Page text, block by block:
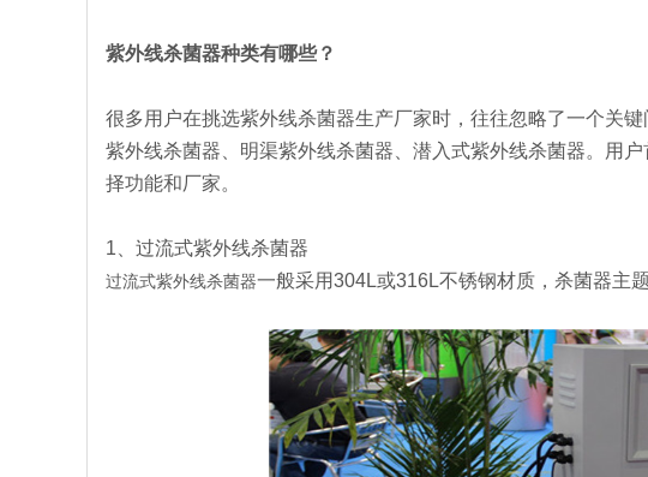
紫外线杀菌器种类有哪些？
很多用户在挑选紫外线杀菌器生产厂家时，往往忽略了一个关
紫外线杀菌器、明渠紫外线杀菌器、潜入式紫外线杀菌器。用
择功能和厂家。
1、过流式紫外线杀菌器
过流式紫外线杀菌器一般采用304L或316L不锈钢材质，杀菌器主